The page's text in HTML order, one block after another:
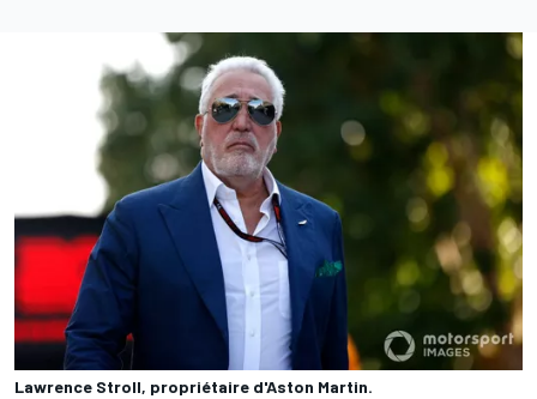
Lawrence Stroll, propriétaire d'Aston Martin.